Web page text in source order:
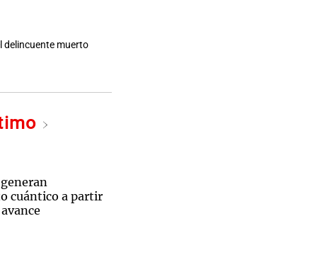
delincuente muerto
cuántico a partir